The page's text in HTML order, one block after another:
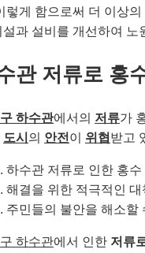
렇게 함으로써 더 이상
설과 설비를 개선하여 노
관 저류로 홍
하수관에서의 저류가
도시 의 안전 이 위협 받고
하수관 저류로 인한 홍
해결을 위한 적극적인 대
주민들의 불안을 해소할
하수관에서 인한 저류